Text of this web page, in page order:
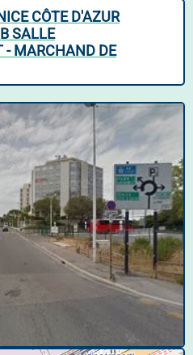
CÔTE D'AZUR
SALLE
- MARCHAND DE